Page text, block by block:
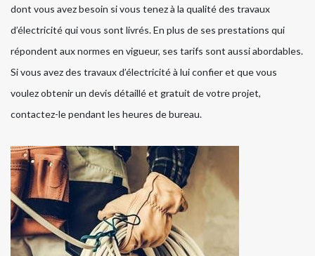
dont vous avez besoin si vous tenez à la qualité des travaux
d’électricité qui vous sont livrés. En plus de ses prestations qui
répondent aux normes en vigueur, ses tarifs sont aussi abordables.
Si vous avez des travaux d’électricité à lui confier et que vous
voulez obtenir un devis détaillé et gratuit de votre projet,
contactez-le pendant les heures de bureau.